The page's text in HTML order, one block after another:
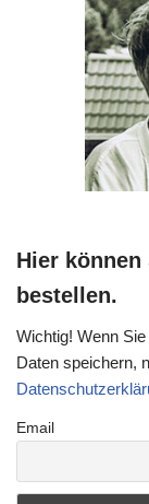
Hier
bestellen.
Wichtig! Wenn
Daten speichern,
Email